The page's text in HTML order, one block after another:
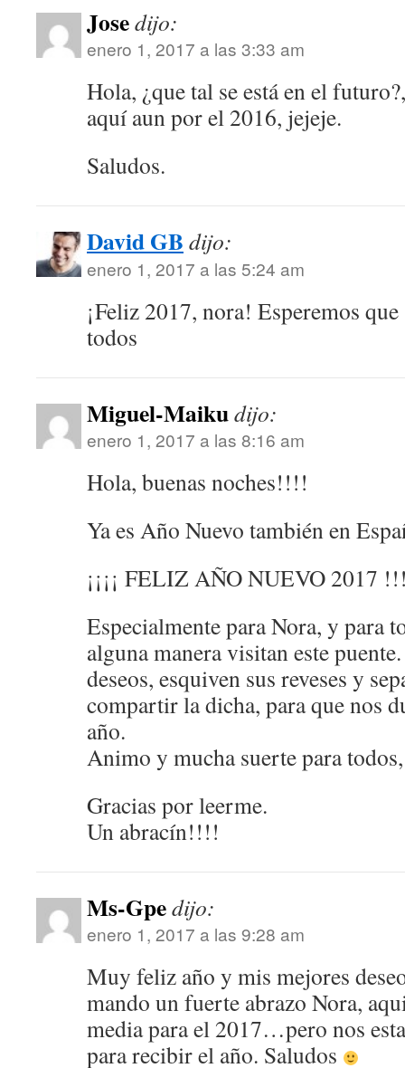
Josedijo:
enero 1, 2017 a las 3:33 am
Hola, ¿que tal se está en el
aquí aun por el 2016, jejeje.
Saludos.
David GB dijo:
enero 1, 2017 a las 5:24 am
¡Feliz 2017, nora! Esperemos
todos
Miguel-Maikudijo:
enero 1, 2017 a las 8:16 am
Hola, buenas noches!!!!
Ya es Año Nuevo también en
¡¡¡¡ FELIZ AÑO NUEVO 2017
Especialmente para Nora, y para
alguna manera visitan este
deseos, esquiven sus reveses y
compartir la dicha, para que nos
año.
Animo y mucha suerte para
Gracias por leerme.
Un abracín!!!!
Ms-Gpedijo:
enero 1, 2017 a las 9:28 am
Muy feliz año y mis mejores
mando un fuerte abrazo Nora,
media para el 2017…pero nos
para recibir el año. Saludos